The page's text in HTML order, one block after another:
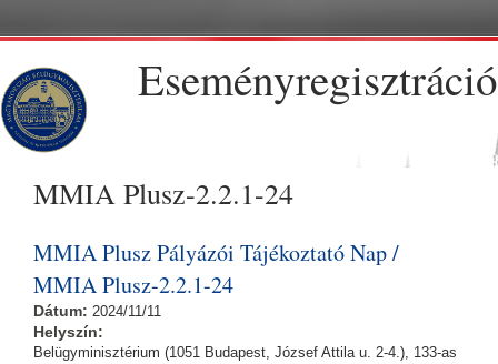
Eseményregisztráció
MMIA Plusz-2.2.1-24
MMIA Plusz Pályázói Tájékoztató Nap /
MMIA Plusz-2.2.1-24
Dátum: 2024/11/11
Helyszín:
Belügyminisztérium (1051 Budapest, József Attila u. 2-4.), 133-as